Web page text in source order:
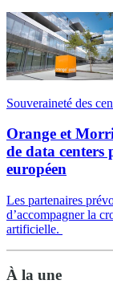
Souveraineté des
Orange et
de data centers
européen
Les partenaires
d’accompagner la
artificielle.
À la une